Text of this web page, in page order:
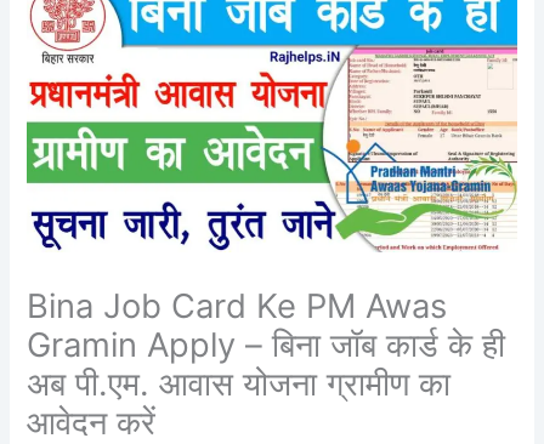
Bina Job Card Ke PM Awas
Gramin Apply – बिना जॉब कार्ड के ही
अब पी.एम. आवास योजना ग्रामीण का
आवेदन करें